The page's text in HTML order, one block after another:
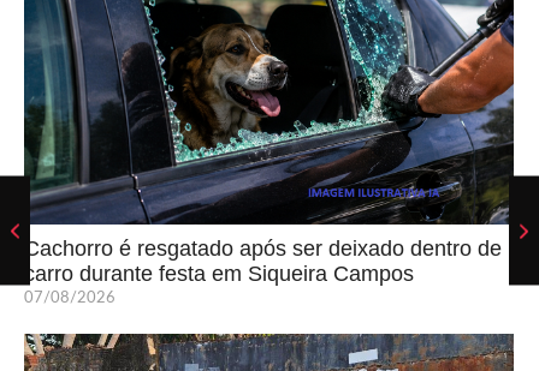
Cachorro é resgatado após ser deixado dentro de
carro durante festa em Siqueira Campos
07/08/2026